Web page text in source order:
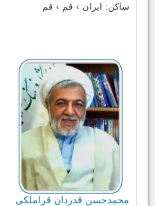
ساکن: ایران › قم › قم
محمدحسن قدردان قراملکی